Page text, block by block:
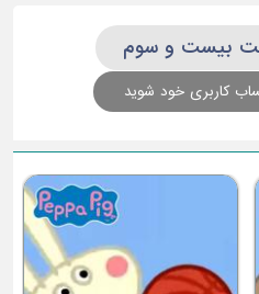
کاربری خود شوید